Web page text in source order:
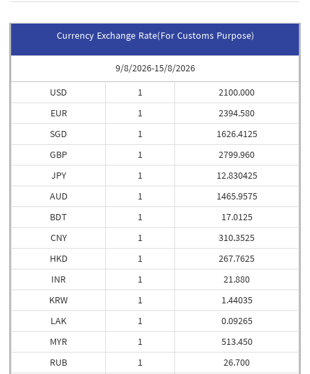
Currency Exchange Rate(For Customs Purpose)
9/8/2026-15/8/2026
USD
EUR
SGD
GBP
JPY
AUD
BDT
CNY
HKD
INR
KRW
LAK
MYR
RUB
1
1
1
1
1
1
1
1
1
1
1
1
1
1
2100.000
2394.580
1626.4125
2799.960
12.830425
1465.9575
17.0125
310.3525
267.7625
21.880
1.44035
0.09265
513.450
26.700